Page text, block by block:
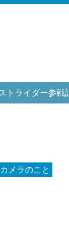
ストライダー参戦
メラのこと